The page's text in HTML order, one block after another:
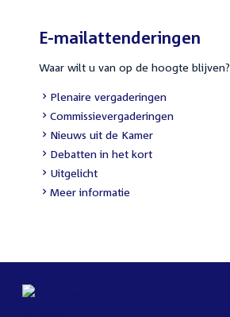
E-mailattenderingen
Waar wilt u van op de hoogte blijven?
Plenaire vergaderingen
Commissievergaderingen
Nieuws uit de Kamer
Debatten in het kort
Uitgelicht
Meer informatie